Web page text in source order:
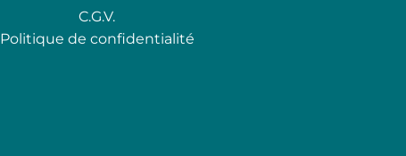
C.G.V.
Politique de confidentialité